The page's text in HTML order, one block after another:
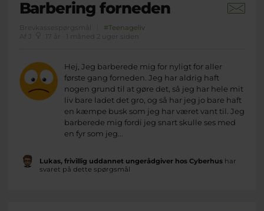
Barbering forneden
Brevkassespørgsmål
#Teenageliv
Af J
Hej, Jeg barberede mig for nyligt for aller
første gang forneden. Jeg har aldrig haft
nogen grund til at gøre det, så jeg har hele mit
liv bare ladet det gro, og så har jeg jo bare haft
en kæmpe busk som jeg har været vant til. Jeg
barberede mig fordi jeg snart skulle ses med
en fyr som jeg...
Lukas, frivillig uddannet ungerådgiver hos Cyberhushar
svaret på dette spørgsmål